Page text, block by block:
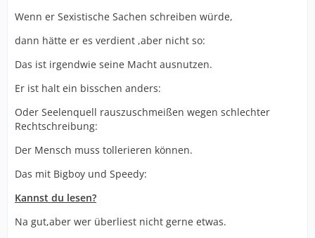
Wenn er Sexistische Sachen schreiben würde,
dann hätte er es verdient ,aber nicht so:
Das ist irgendwie seine Macht ausnutzen.
Er ist halt ein bisschen anders:
Oder Seelenquell rauszuschmeißen wegen schlechter
Rechtschreibung:
Der Mensch muss tollerieren können.
Das mit Bigboy und Speedy:
Kannst du lesen?
Na gut,aber wer überliest nicht gerne etwas.